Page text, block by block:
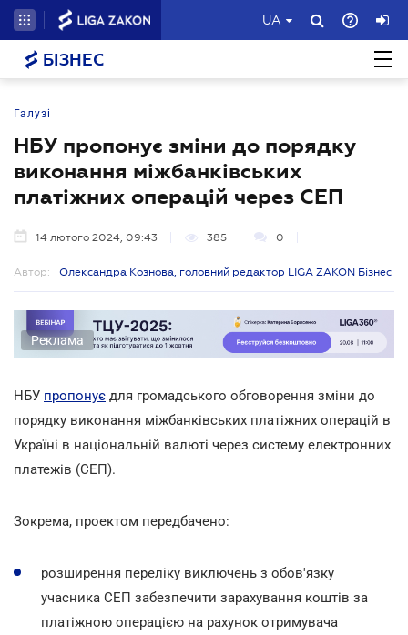
UA
БІЗНЕС
Галузі
НБУ пропонує зміни до порядку
виконання міжбанківських
платіжних операцій через СЕП
14 лютого 2024, 09:43 385 0
Автор: Олександра Кознова, головний редактор LIGA ZAKON Бізнес
Реклама
НБУ пропонує для громадського обговорення зміни до
порядку виконання міжбанківських платіжних операцій в
Україні в національній валюті через систему електронних
платежів (СЕП).
Зокрема, проектом передбачено:
розширення переліку виключень з обов'язку
учасника СЕП забезпечити зарахування коштів за
платіжною операцією на рахунок отримувача